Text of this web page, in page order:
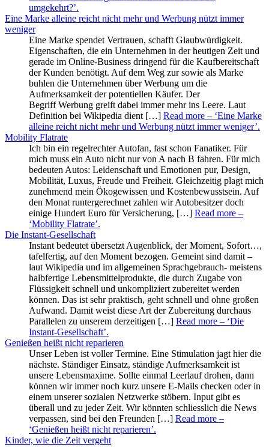
umgekehrt?’.
Eine Marke alleine reicht nicht mehr und Werbung nützt immer
weniger
Eine Marke spendet Vertrauen, schafft Glaubwürdigkeit.
Eigenschaften, die ein Unternehmen in der heutigen Zeit und
gerade im Online-Business dringend für die Kaufbereitschaft
der Kunden benötigt. Auf dem Weg zur sowie als Marke
buhlen die Unternehmen über Werbung um die
Aufmerksamkeit der potentiellen Käufer. Der
Begriff Werbung greift dabei immer mehr ins Leere. Laut
Definition bei Wikipedia dient […] Read more – ‘Eine Marke
alleine reicht nicht mehr und Werbung nützt immer weniger’.
Mobility Flatrate
Ich bin ein regelrechter Autofan, fast schon Fanatiker. Für
mich muss ein Auto nicht nur von A nach B fahren. Für mich
bedeuten Autos: Leidenschaft und Emotionen pur, Design,
Mobilität, Luxus, Freude und Freiheit. Gleichzeitig plagt mich
zunehmend mein Ökogewissen und Kostenbewusstsein. Auf
den Monat runtergerechnet zahlen wir Autobesitzer doch
einige Hundert Euro für Versicherung, […] Read more –
‘Mobility Flatrate’.
Die Instant-Gesellschaft
Instant bedeutet übersetzt Augenblick, der Moment, Sofort…,
tafelfertig, auf den Moment bezogen. Gemeint sind damit –
laut Wikipedia und im allgemeinen Sprachgebrauch- meistens
halbfertige Lebensmittelprodukte, die durch Zugabe von
Flüssigkeit schnell und unkompliziert zubereitet werden
können. Das ist sehr praktisch, geht schnell und ohne großen
Aufwand. Damit weist diese Art der Zubereitung durchaus
Parallelen zu unserem derzeitigen […] Read more – ‘Die
Instant-Gesellschaft’.
Genießen heißt nicht reparieren
Unser Leben ist voller Termine. Eine Stimulation jagt hier die
nächste. Ständiger Einsatz, ständige Aufmerksamkeit ist
unsere Lebensmaxime. Sollte einmal Leerlauf drohen, dann
können wir immer noch kurz unsere E-Mails checken oder in
einem unserer sozialen Netzwerke stöbern. Input gibt es
überall und zu jeder Zeit. Wir könnten schliesslich die News
verpassen, sind bei den Freunden […] Read more –
‘Genießen heißt nicht reparieren’.
Kinder, wie die Zeit vergeht